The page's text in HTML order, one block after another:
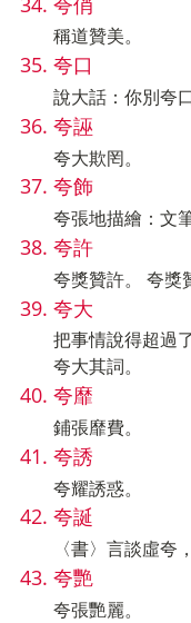
稱道贊美。
夸口
說大話：你別夸
夸誣
夸大欺罔。
夸飾
夸張地描繪：文
夸許
夸獎贊許。 夸獎
夸大
把事情說得超過
夸大其詞。
夸靡
鋪張靡費。
夸誘
夸耀誘惑。
夸誕
〈書〉言談虛夸
夸艷
夸張艷麗。